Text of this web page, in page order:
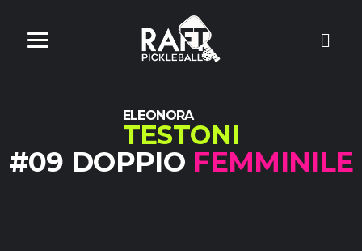
ELEONORA
TESTONI
#09 DOPPIO FEMMINILE